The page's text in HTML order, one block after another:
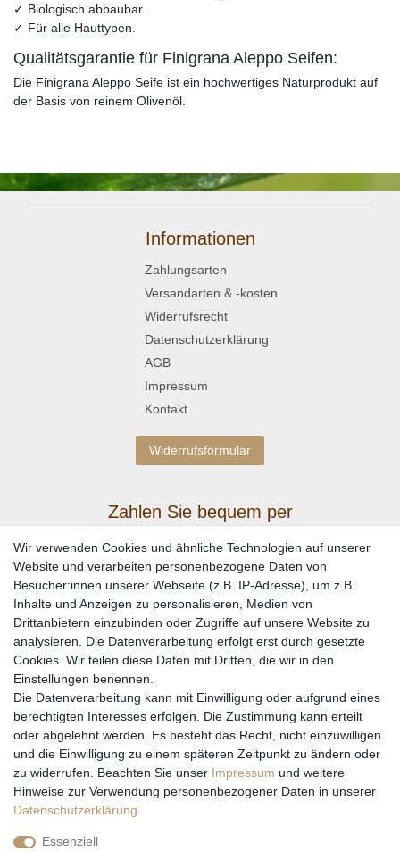
✓ Biologisch abbaubar.
✓ Für alle Hauttypen.
Qualitätsgarantie für Finigrana Aleppo Seifen:
Die Finigrana Aleppo Seife ist ein hochwertiges Naturprodukt auf
der Basis von reinem Olivenöl.
Informationen
Zahlungsarten
Versandarten & -kosten
Widerrufsrecht
Datenschutzerklärung
AGB
Impressum
Kontakt
Widerrufsformular
Zahlen Sie bequem per
Wir versenden mit
Wir verwenden Cookies und ähnliche Technologien auf unserer
Website und verarbeiten personenbezogene Daten von
Besucher:innen unserer Webseite (z.B. IP-Adresse), um z.B.
Inhalte und Anzeigen zu personalisieren, Medien von
Drittanbietern einzubinden oder Zugriffe auf unsere Website zu
analysieren. Die Datenverarbeitung erfolgt erst durch gesetzte
Cookies. Wir teilen diese Daten mit Dritten, die wir in den
Einstellungen benennen.
Die Datenverarbeitung kann mit Einwilligung oder aufgrund eines
berechtigten Interesses erfolgen. Die Zustimmung kann erteilt
oder abgelehnt werden. Es besteht das Recht, nicht einzuwilligen
und die Einwilligung zu einem späteren Zeitpunkt zu ändern oder
zu widerrufen. Beachten Sie unser Impressum und weitere
Hinweise zur Verwendung personenbezogener Daten in unserer
Daten­schutz­erklärung
Essenziell